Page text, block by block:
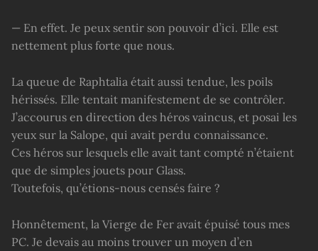
— En effet. Je peux sentir son pouvoir d’ici. Elle est
nettement plus forte que nous.
La queue de Raphtalia était aussi tendue, les poils
hérissés. Elle tentait manifestement de se contrôler.
J’accourus en direction des héros vaincus, et posai les
yeux sur la Salope, qui avait perdu connaissance.
Ces héros sur lesquels elle avait tant compté n’étaient
que de simples jouets pour Glass.
Toutefois, qu’étions-nous censés faire ?
Honnêtement, la Vierge de Fer avait épuisé tous mes
PC. Je devais au moins trouver un moyen d’en